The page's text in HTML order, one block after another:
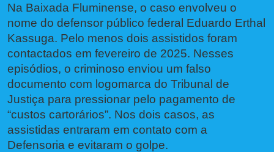
Na Baixada Fluminense, o caso envolveu o
nome do defensor público federal Eduardo Erthal
Kassuga. Pelo menos dois assistidos foram
contactados em fevereiro de 2025. Nesses
episódios, o criminoso enviou um falso
documento com logomarca do Tribunal de
Justiça para pressionar pelo pagamento de
“custos cartorários”. Nos dois casos, as
assistidas entraram em contato com a
Defensoria e evitaram o golpe.